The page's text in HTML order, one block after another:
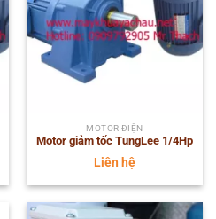
MOTOR ĐIỆN
Motor giảm tốc TungLee 1/4Hp
Liên hệ